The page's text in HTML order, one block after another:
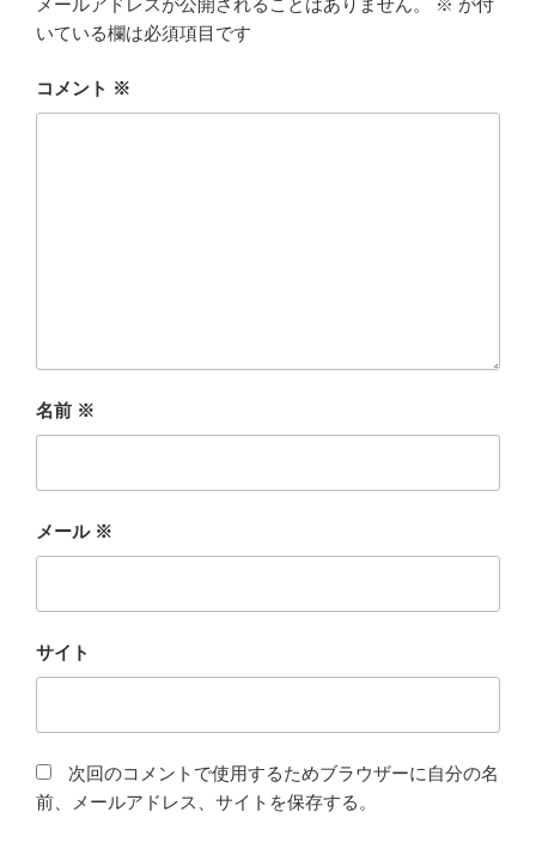
いている欄は必須項目です
コメント ※
名前 ※
メール ※
サイト
次回のコメントで使用するためブラウザーに自分の名
前、メールアドレス、サイトを保存する。